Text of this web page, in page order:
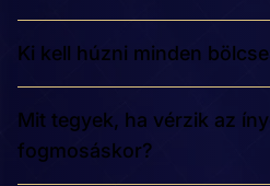
Ki kell húzni minden
Mit tegyek, ha vérzik az
fogmosáskor?